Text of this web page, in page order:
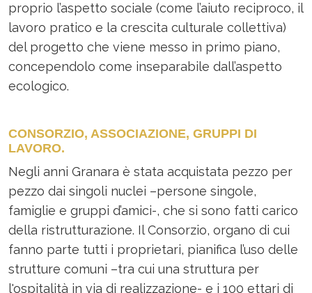
proprio l’aspetto sociale (come l’aiuto reciproco, il
lavoro pratico e la crescita culturale collettiva)
del progetto che viene messo in primo piano,
concependolo come inseparabile dall’aspetto
ecologico.
CONSORZIO, ASSOCIAZIONE, GRUPPI DI
LAVORO.
Negli anni Granara è stata acquistata pezzo per
pezzo dai singoli nuclei –persone singole,
famiglie e gruppi d’amici-, che si sono fatti carico
della ristrutturazione. Il Consorzio, organo di cui
fanno parte tutti i proprietari, pianifica l’uso delle
strutture comuni –tra cui una struttura per
l'ospitalità in via di realizzazione- e i 100 ettari di